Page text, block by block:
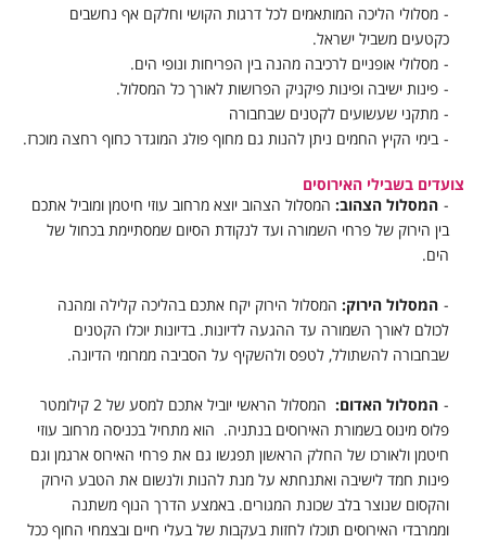
מסלולי הליכה המותאמים לכל דרגות הקושי וחלקם אף נחשבים
כקטעים משביל ישראל.
מסלולי אופניים לרכיבה מהנה בין הפריחות ונופי הים.
פינות ישיבה ופינות פיקניק הפרושות לאורך כל המסלול.
מתקני שעשועים לקטנים שבחבורה
בימי הקיץ החמים ניתן להנות גם מחוף פולג המוגדר כחוף רחצה מוכרז.
צועדים בשבילי האירוסים
המסלול הצהוב: המסלול הצהוב יוצא מרחוב עוזי חיטמן ומוביל אתכם
בין הירוק של פרחי השמורה ועד לנקודת הסיום שמסתיימת בכחול של
הים.
המסלול הירוק: המסלול הירוק יקח אתכם בהליכה קלילה ומהנה
לכולם לאורך השמורה עד ההגעה לדיונות. בדיונות יוכלו הקטנים
שבחבורה להשתולל, לטפס ולהשקיף על הסביבה ממרומי הדיונה.
המסלול האדום:
המסלול הראשי יוביל אתכם למסע של 2 קילומטר
פלוס מינוס בשמורת האירוסים בנתניה. הוא מתחיל בכניסה מרחוב עוזי
חיטמן ולאורכו של החלק הראשון תפגשו גם את פרחי האירוס ארגמן וגם
פינות חמד לישיבה ואתנחתא על מנת להנות ולנשום את הטבע הירוק
והקסום שנוצר בלב שכונת המגורים. באמצע הדרך הנוף משתנה
וממרבדי האירוסים תוכלו לחזות בעקבות של בעלי חיים ובצמחי החוף ככל